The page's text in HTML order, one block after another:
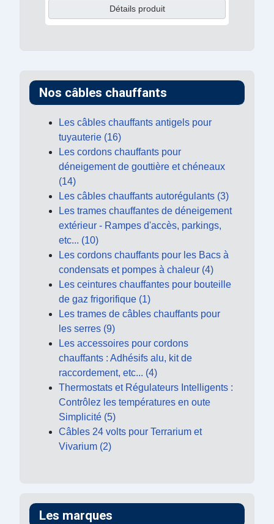
Nos câbles chauffants
Les câbles chauffants antigels pour
tuyauterie (16)
Les cordons chauffants pour
déneigement de gouttière et chéneaux
(14)
Les câbles chauffants autorégulants (3)
Les trames chauffantes de déneigement
extérieur - Rampes d'accès, parkings,
etc... (10)
Les cordons chauffants pour les Bacs à
condensats et pompes à chaleur (4)
Les ceintures chauffantes pour bouteille
de gaz frigorifique (1)
Les trames de câbles chauffants pour
les serres (9)
Les accessoires pour cordons
chauffants : Adhésifs alu, kit de
raccordement, etc... (4)
Thermostats et Régulateurs Intelligents :
Contrôlez les températures en oute
Simplicité (5)
Câbles 24 volts pour Terrarium et
Vivarium (2)
Les marques
Détails produit